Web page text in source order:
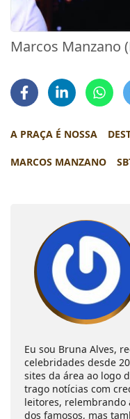
Marcos Manzano
A PRAÇA É NOSSA
MARCOS MANZANO
Eu sou Bruna Alves,
celebridades desde
sites da área ao logo
trago notícias com
leitores, relembrando
dos famosos, mas